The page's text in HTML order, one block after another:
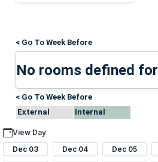
< Go To Week Before
No rooms defined
< Go To Week Before
External
Internal
View Day
Dec 03
Dec 04 Dec 05